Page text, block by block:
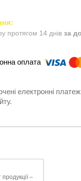
протягом 14 днів за
електронні
–